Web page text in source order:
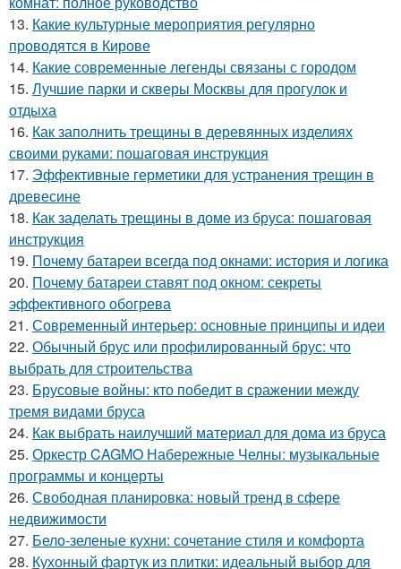
13. Какие культурные мероприятия регулярно
проводятся в Кирове
14. Какие современные легенды связаны с городом
15. Лучшие парки и скверы Москвы для прогулок и
отдыха
16. Как заполнить трещины в деревянных изделиях
своими руками: пошаговая инструкция
17. Эффективные герметики для устранения трещин в
древесине
18. Как заделать трещины в доме из бруса: пошаговая
инструкция
19. Почему батареи всегда под окнами: история и логика
20. Почему батареи ставят под окном: секреты
эффективного обогрева
21. Современный интерьер: основные принципы и идеи
22. Обычный брус или профилированный брус: что
выбрать для строительства
23. Брусовые войны: кто победит в сражении между
тремя видами бруса
24. Как выбрать наилучший материал для дома из бруса
25. Оркестр CAGMO Набережные Челны: музыкальные
программы и концерты
26. Свободная планировка: новый тренд в сфере
недвижимости
27. Бело-зеленые кухни: сочетание стиля и комфорта
28. Кухонный фартук из плитки: идеальный выбор для